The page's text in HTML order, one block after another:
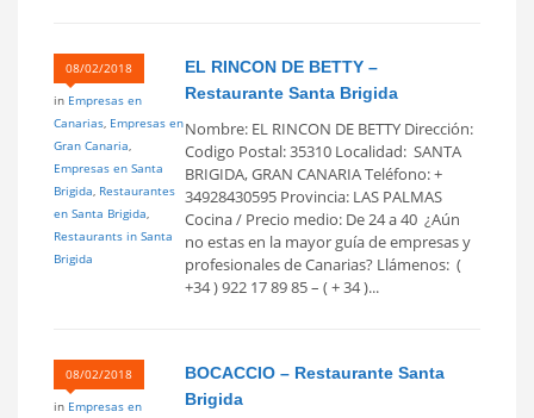
08/02/2018
in Empresas en
Canarias, Empresas en
Gran Canaria,
Empresas en Santa
Brigida, Restaurantes
en Santa Brigida,
Restaurants in Santa
Brigida
EL RINCON DE BETTY –
Restaurante Santa Brigida
Nombre: EL RINCON DE BETTY Dirección:
Codigo Postal: 35310 Localidad: SANTA
BRIGIDA, GRAN CANARIA Teléfono: +
34928430595 Provincia: LAS PALMAS
Cocina / Precio medio: De 24 a 40  ¿Aún
no estas en la mayor guía de empresas y
profesionales de Canarias? Llámenos: (
+34 ) 922 17 89 85 – ( + 34 )...
08/02/2018
in Empresas en
BOCACCIO – Restaurante Santa
Brigida